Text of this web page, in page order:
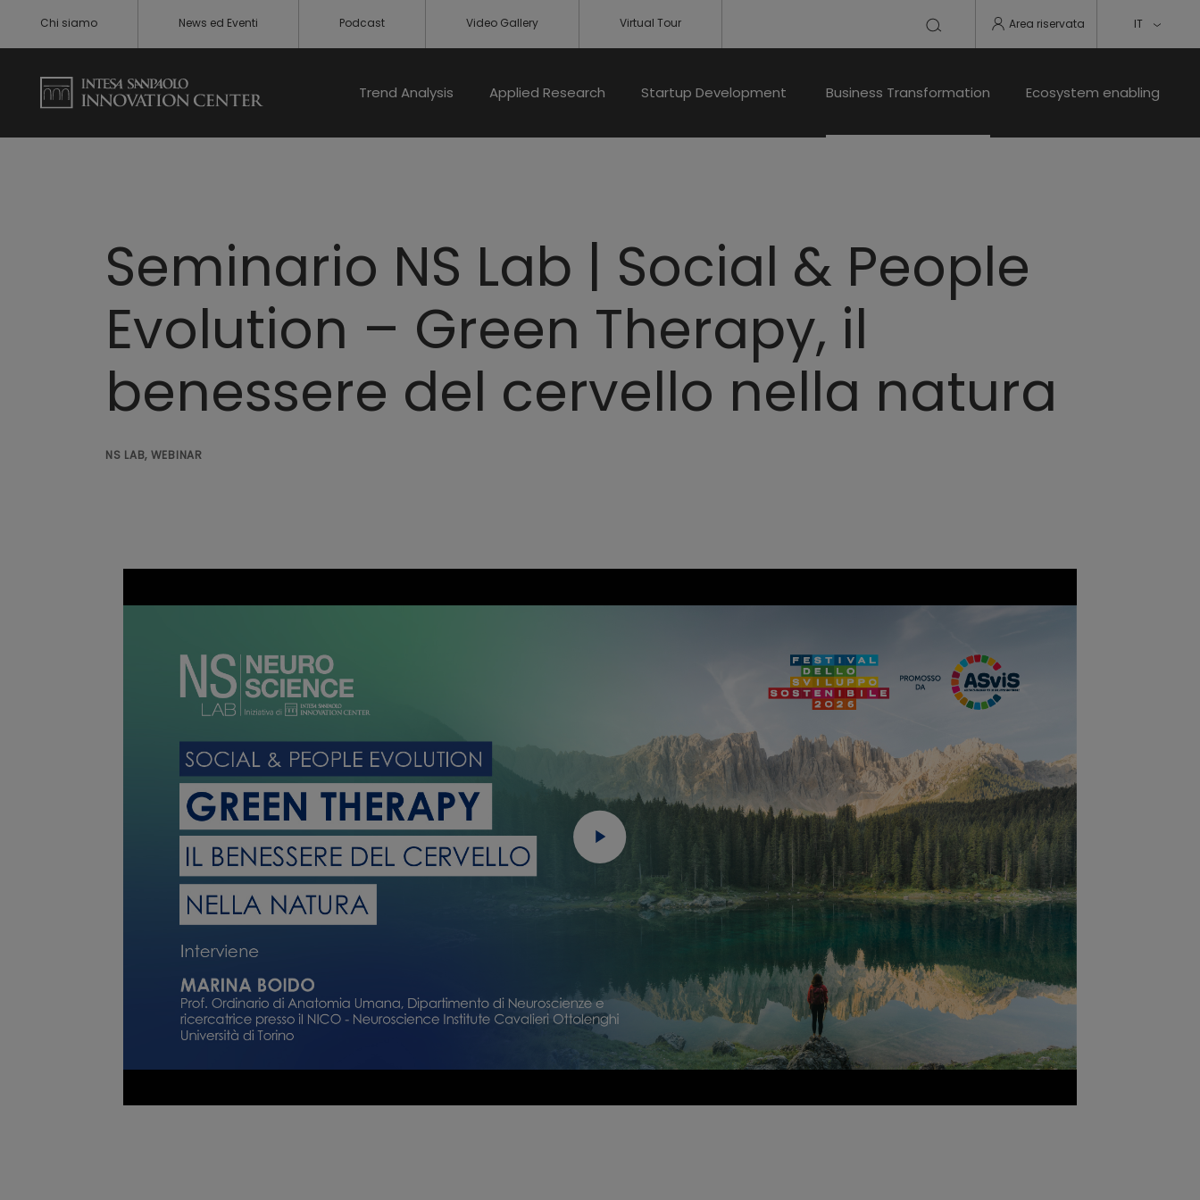
Chi siamo News ed Eventi Podcast Video Gallery Virtual Tour Area riservata IT
Trend Analysis Applied Research Startup Development Business Transformation Ecosystem enabling
Seminario NS Lab | Social & People
Evolution – Green Therapy, il
benessere del cervello nella natura
NS LAB, WEBINAR